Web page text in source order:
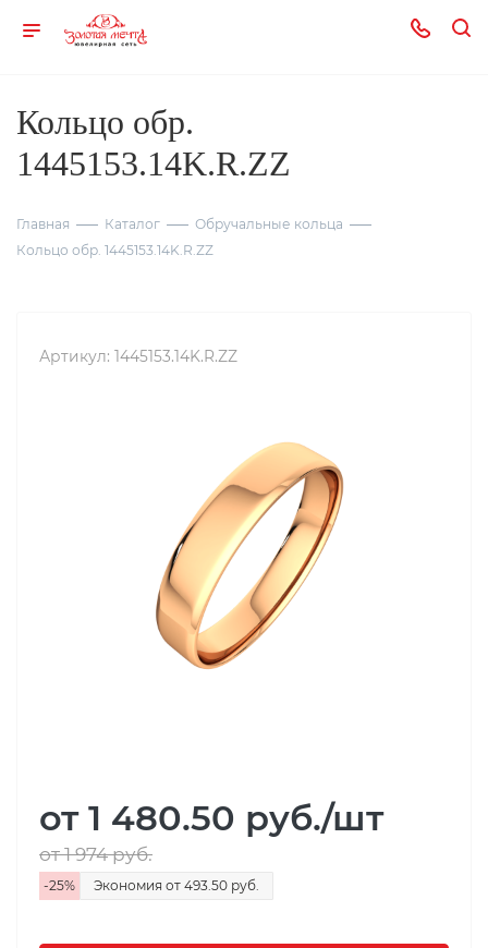
Кольцо обр.
1445153.14K.R.ZZ
Главная Каталог
Обручальные кольца
Кольцо обр. 1445153.14K.R.ZZ
Артикул: 1445153.14K.R.ZZ
от 1 480.50 руб./шт
от 1 974руб.
-25% Экономия от 493.50 руб.